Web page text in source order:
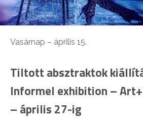
Vasárnap – április 15.
Tiltott absztraktok
Informel exhibition –
– április 27-ig